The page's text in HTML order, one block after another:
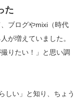
た
ブログやmixi（時代
が増えていました。
りたい！」と思い調
しい」と知り、ちょう